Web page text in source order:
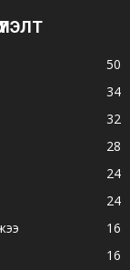
50
34
32
28
24
24
16
16